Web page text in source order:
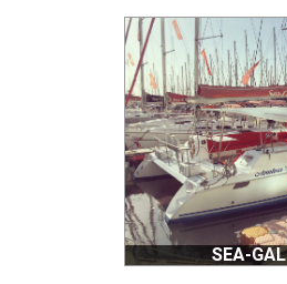
SEA-GAL